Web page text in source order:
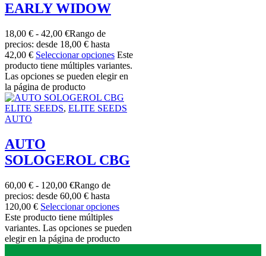
EARLY WIDOW
18,00 € - 42,00 €Rango de
precios: desde 18,00 € hasta
42,00 € Seleccionar opciones Este
producto tiene múltiples variantes.
Las opciones se pueden elegir en
la página de producto
ELITE SEEDS, ELITE SEEDS
AUTO
AUTO
SOLOGEROL CBG
60,00 € - 120,00 €Rango de
precios: desde 60,00 € hasta
120,00 € Seleccionar opciones
Este producto tiene múltiples
variantes. Las opciones se pueden
elegir en la página de producto